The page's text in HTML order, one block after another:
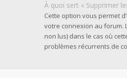
À quoi sert « Supprimer
Cette option vous permet
votre connexion au forum.
non lus) dans le cas où
problèmes récurrents de